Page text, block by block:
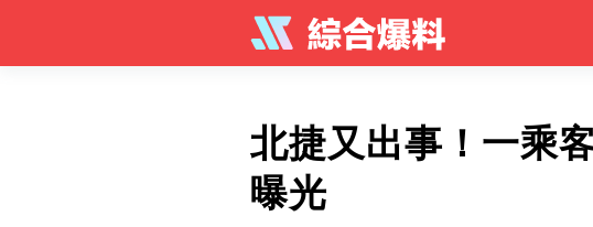
北捷又出事！一乘
曝光